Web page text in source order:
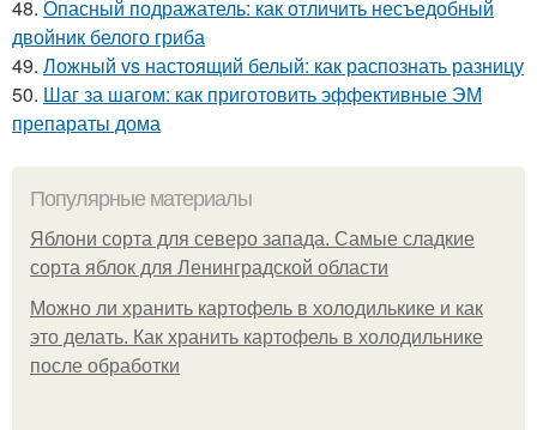
48. Опасный подражатель: как отличить несъедобный
двойник белого гриба
49. Ложный vs настоящий белый: как распознать разницу
50. Шаг за шагом: как приготовить эффективные ЭМ
препараты дома
Популярные материалы
Яблони сорта для северо запада. Самые сладкие
сорта яблок для Ленинградской области
Можно ли хранить картофель в холодилькике и как
это делать. Как хранить картофель в холодильнике
после обработки